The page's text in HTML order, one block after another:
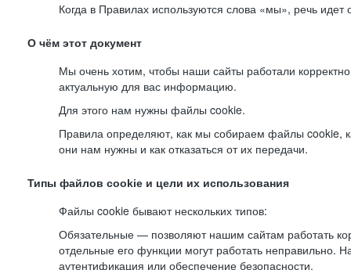
Когда в Правилах используются слова «мы», речь
О чём этот документ
Мы очень хотим, чтобы наши сайты работали
актуальную для вас информацию.
Для этого нам нужны файлы cookie.
Правила определяют, как мы собираем файлы cookie,
они нам нужны и как отказаться от их передачи.
Типы файлов cookie и цели их использования
Файлы cookie бывают нескольких типов:
Обязательные — позволяют нашим сайтам работать
отдельные его функции могут работать неправильно.
аутентификация или обеспечение безопасности.